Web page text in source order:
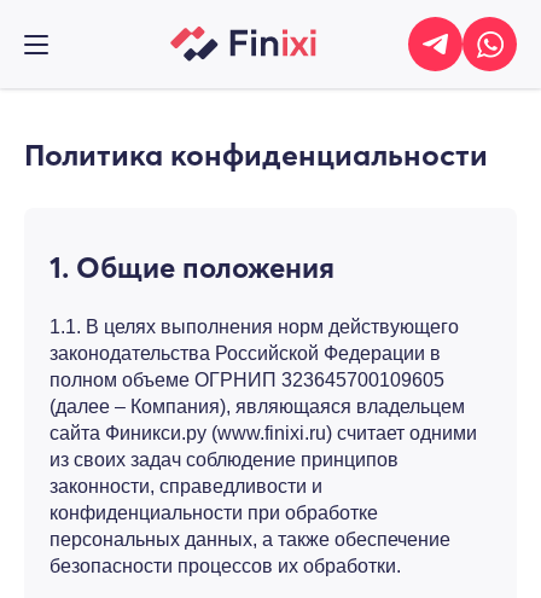
Политика конфиденциальности
1. Общие положения
1.1. В целях выполнения норм действующего
законодательства Российской Федерации в
полном объеме ОГРНИП 323645700109605
(далее – Компания), являющаяся владельцем
сайта Финикси.ру (www.finixi.ru) считает одними
из своих задач соблюдение принципов
законности, справедливости и
конфиденциальности при обработке
персональных данных, а также обеспечение
безопасности процессов их обработки.